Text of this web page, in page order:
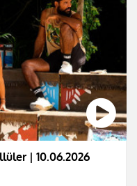
| 10.06.2026